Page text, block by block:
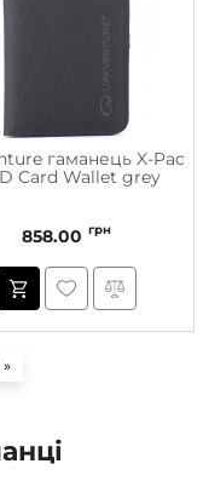
гаманець X-Pac
Card Wallet grey
858.00 грн